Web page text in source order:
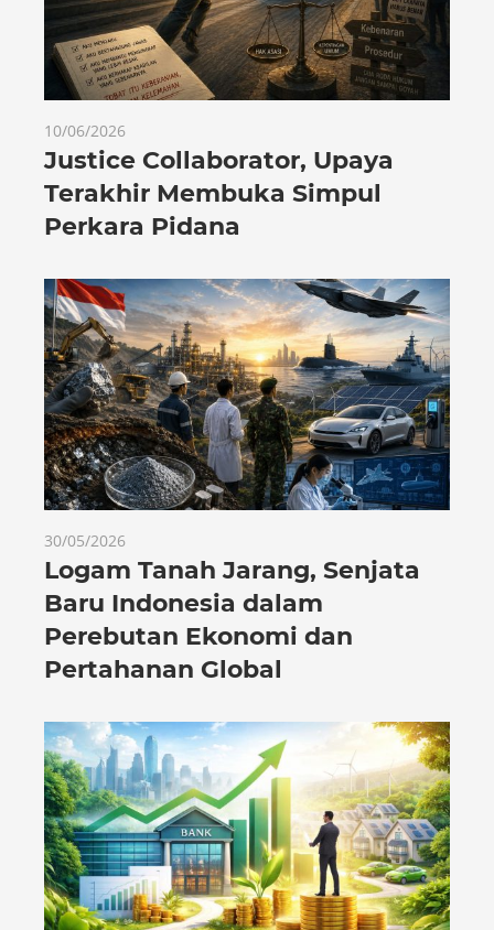
10/06/2026
Justice Collaborator, Upaya
Terakhir Membuka Simpul
Perkara Pidana
30/05/2026
Logam Tanah Jarang, Senjata
Baru Indonesia dalam
Perebutan Ekonomi dan
Pertahanan Global